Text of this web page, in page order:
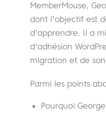
MemberMouse,
dont l'objectif est
d'apprendre. Il a
d'adhésion
migration et de
Parmi les points
Pourquoi